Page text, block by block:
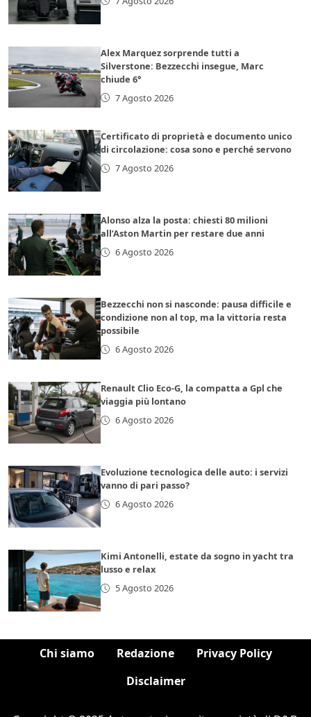
Alex Marquez sorprende tutti a
Silverstone: Bezzecchi insegue, Marc
chiude 6°
7 Agosto 2026
Certificato di proprietà e documento unico
di circolazione: cosa sono e perché servono
7 Agosto 2026
Alonso alza la posta: chiesti 80 milioni
all’Aston Martin per restare due anni
6 Agosto 2026
Bezzecchi non si nasconde: pausa difficile e
condizione non al top, ma la vittoria resta
possibile
6 Agosto 2026
Renault Clio Eco-G, la compatta a Gpl che
viaggia più lontano
6 Agosto 2026
Evoluzione tecnologica delle auto: i servizi
vanno di pari passo?
6 Agosto 2026
Kimi Antonelli, estate da sogno in yacht tra
lusso e relax
5 Agosto 2026
Chi siamo Redazione
Privacy Policy
Disclaimer